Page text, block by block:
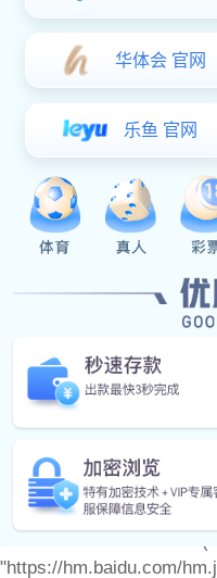
关于杰森
产品中心
门窗配件
产品图册
联系耀世娱乐
var _hmt = _hmt || [];
"https://hm.baidu.com/